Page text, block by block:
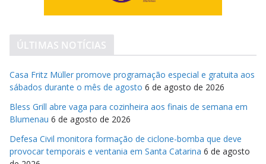
ÚLTIMAS NOTÍCIAS
Casa Fritz Müller promove programação especial e gratuita aos
sábados durante o mês de agosto 6 de agosto de 2026
Bless Grill abre vaga para cozinheira aos finais de semana em
Blumenau 6 de agosto de 2026
Defesa Civil monitora formação de ciclone-bomba que deve
provocar temporais e ventania em Santa Catarina 6 de agosto